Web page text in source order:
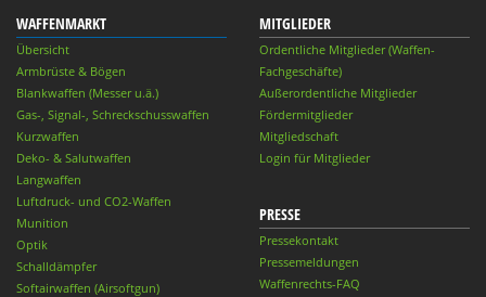
WAFFENMARKT
Übersicht
Armbrüste & Bögen
Blankwaffen (Messer u.ä.)
Gas-, Signal-, Schreckschusswaffen
Kurzwaffen
Deko- & Salutwaffen
Langwaffen
Luftdruck- und CO2-Waffen
Munition
Optik
Schalldämpfer
Softairwaffen (Airsoftgun)
MITGLIEDER
Ordentliche Mitglieder (Waffen-
Fachgeschäfte)
Außerordentliche Mitglieder
Fördermitglieder
Mitgliedschaft
Login für Mitglieder
PRESSE
Pressekontakt
Pressemeldungen
Waffenrechts-FAQ